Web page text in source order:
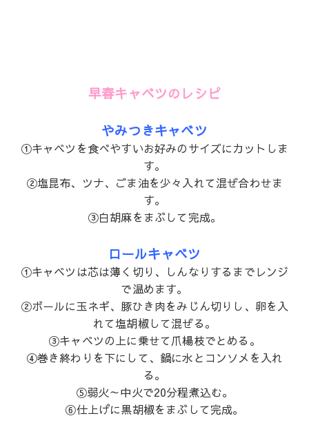
早春キャベツのレシピ
やみつきキャベツ
①キャベツを食べやすいお好みのサイズにカットしま
す。
②塩昆布、ツナ、ごま油を少々入れて混ぜ合わせま
す。
③白胡麻をまぶして完成。
ロールキャベツ
①キャベツは芯は薄く切り、しんなりするまでレンジ
で温めます。
②ボールに玉ネギ、豚ひき肉をみじん切りし、卵を入
れて塩胡椒して混ぜる。
③キャベツの上に乗せて爪楊枝でとめる。
④巻き終わりを下にして、鍋に水とコンソメを入れ
る。
⑤弱火～中火で20分程煮込む。
⑥仕上げに黒胡椒をまぶして完成。